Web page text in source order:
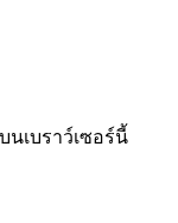
เบราว์เซอร์นี้